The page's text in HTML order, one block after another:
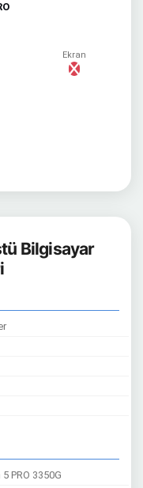
Ekran
Bilgisayar
PRO 3350G